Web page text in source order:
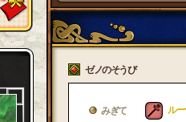
ゼノのそうび
みぎて ル